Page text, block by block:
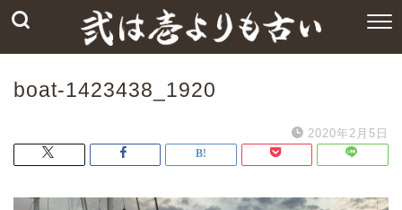
boat-1423438_1920
2020年2月5日